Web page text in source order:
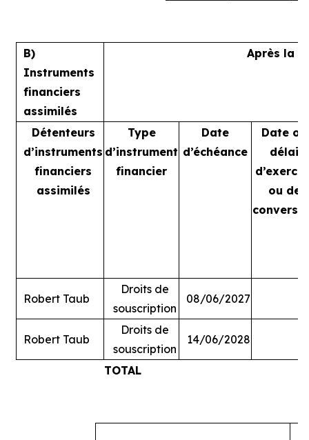
B)
Instruments
financiers
assimilés
Après la
Détenteurs
d’instruments
financiers
assimilés
Type
d’instrument
financier
Date
d’échéance
Date ou
délai
ou de
Robert Taub
Droits de
souscription
08/06/2027
Robert Taub
Droits de
souscription
14/06/2028
TOTAL